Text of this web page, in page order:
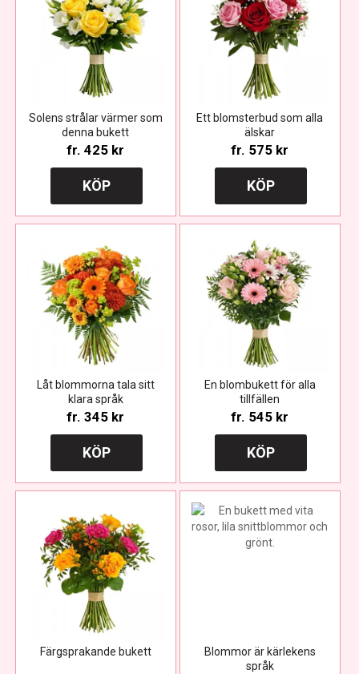
Solens strålar värmer som
denna bukett
fr. 425 kr
KÖP
Ett blomsterbud som alla
älskar
fr. 575 kr
KÖP
Låt blommorna tala sitt
klara språk
fr. 345 kr
KÖP
En blombukett för alla
tillfällen
fr. 545 kr
KÖP
Färgsprakande bukett
Blommor är kärlekens
språk